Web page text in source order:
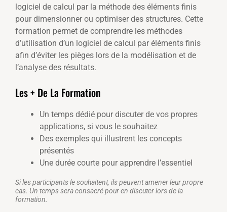
logiciel de calcul par la méthode des éléments finis
pour dimensionner ou optimiser des structures. Cette
formation permet de comprendre les méthodes
d’utilisation d’un logiciel de calcul par éléments finis
afin d’éviter les pièges lors de la modélisation et de
l’analyse des résultats.
Les + De La Formation
Un temps dédié pour discuter de vos propres
applications, si vous le souhaitez
Des exemples qui illustrent les concepts
présentés
Une durée courte pour apprendre l’essentiel
Si les participants le souhaitent, ils peuvent amener leur propre
cas. Un temps sera consacré pour en discuter lors de la
formation.